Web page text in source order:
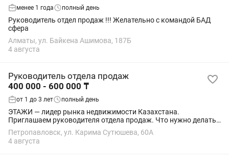
менее 1 года полный день
Руководитель отдел продаж !!! Желательно с командой БАД
сфера
Алматы, ул. Байкена Ашимова, 187Б
4 августа
Руководитель отдела продаж
400 000 - 600 000 ₸
от 1 до 3 лет полный день
ЭТАЖИ — лидер рынка недвижимости Казахстана.
Приглашаем руководителя отдела продаж. Что нужно делать:
• управлять командой риэлторов; • выполнять плановые
показатели; • обучать и развивать...
Петропавловск, ул. Карима Сутюшева, 60А
4 августа